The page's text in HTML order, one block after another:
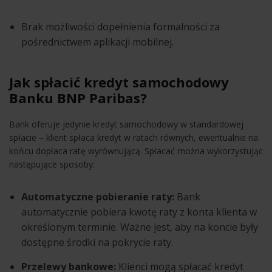
Brak możliwości dopełnienia formalności za
pośrednictwem aplikacji mobilnej.
Jak spłacić kredyt samochodowy
Banku BNP Paribas?
Bank oferuje jedynie kredyt samochodowy w standardowej
spłacie – klient spłaca kredyt w ratach równych, ewentualnie na
końcu dopłaca ratę wyrównującą. Spłacać można wykorzystując
następujące sposoby:
Automatyczne pobieranie raty: Bank
automatycznie pobiera kwotę raty z konta klienta w
określonym terminie. Ważne jest, aby na koncie były
dostępne środki na pokrycie raty.
Przelewy bankowe: Klienci mogą spłacać kredyt